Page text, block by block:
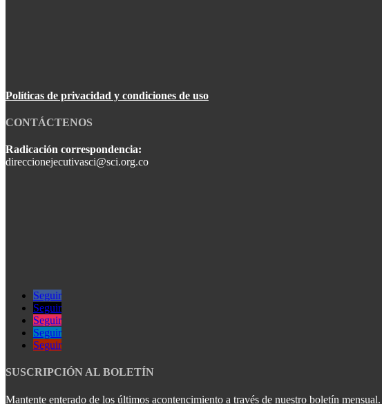
Políticas de privacidad y condiciones de uso
CONTÁCTENOS
Radicación correspondencia:
direccionejecutivasci@sci.org.co
Seguir
Seguir
Seguir
Seguir
Seguir
SUSCRIPCIÓN AL BOLETÍN
Mantente enterado de los últimos acontencimiento a través de nuestro boletín